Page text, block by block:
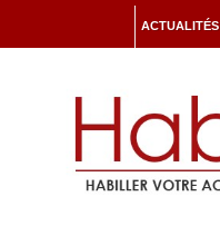
ACTUALITÉS